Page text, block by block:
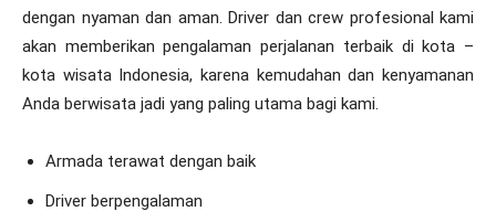
dengan nyaman dan aman. Driver dan crew profesional kami
akan memberikan pengalaman perjalanan terbaik di kota –
kota wisata Indonesia, karena kemudahan dan kenyamanan
Anda berwisata jadi yang paling utama bagi kami.
Armada terawat dengan baik
Driver berpengalaman